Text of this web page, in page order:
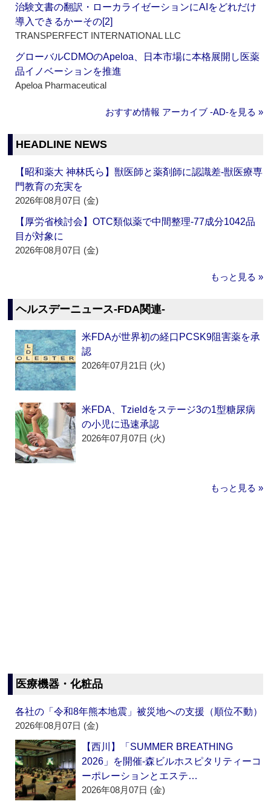
治験文書の翻訳・ローカライゼーションにAIをどれだけ
導入できるかーその[2]
TRANSPERFECT INTERNATIONAL LLC
グローバルCDMOのApeloa、日本市場に本格展開し医薬
品イノベーションを推進
Apeloa Pharmaceutical
おすすめ情報 アーカイブ ‐AD‐を見る »
HEADLINE NEWS
【昭和薬大 神林氏ら】獣医師と薬剤師に認識差‐獣医療専
門教育の充実を
2026年08月07日 (金)
【厚労省検討会】OTC類似薬で中間整理‐77成分1042品
目が対象に
2026年08月07日 (金)
もっと見る »
ヘルスデーニュース‐FDA関連‐
米FDAが世界初の経口PCSK9阻害薬を承
認
2026年07月21日 (火)
米FDA、Tzieldをステージ3の1型糖尿病
の小児に迅速承認
2026年07月07日 (火)
もっと見る »
医療機器・化粧品
各社の「令和8年熊本地震」被災地への支援（順位不動）
2026年08月07日 (金)
【西川】「SUMMER BREATHING
2026」を開催‐森ビルホスピタリティーコ
ーポレーションとエステ…
2026年08月07日 (金)